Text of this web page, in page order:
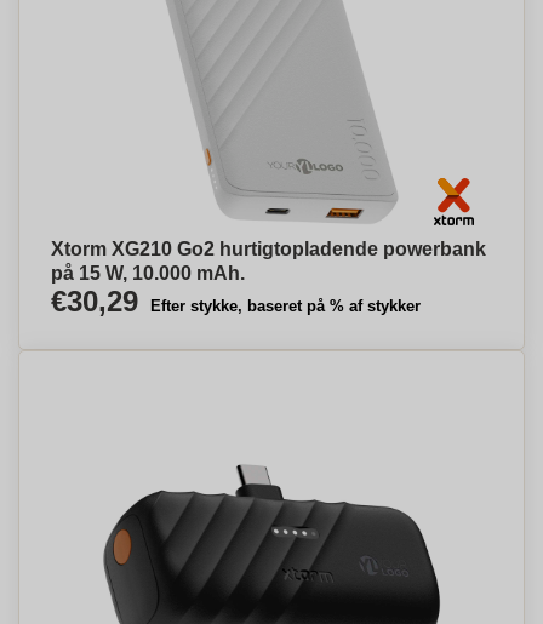
Xtorm XG210 Go2 hurtigtopladende powerbank
på 15 W, 10.000 mAh.
€30,29 Efter stykke, baseret på % af stykker